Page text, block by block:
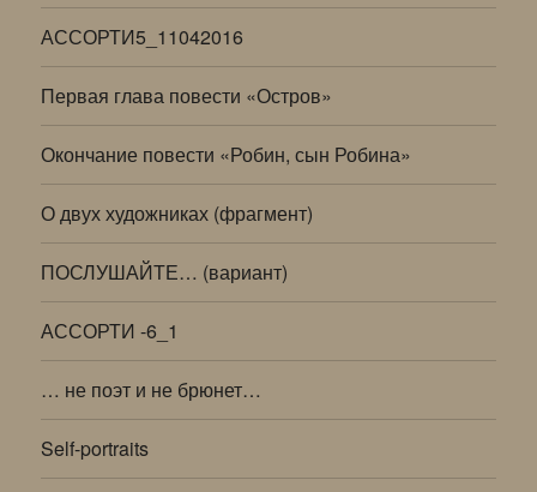
АССОРТИ5_11042016
Первая глава повести «Остров»
Окончание повести «Робин, сын Робина»
О двух художниках (фрагмент)
ПОСЛУШАЙТЕ… (вариант)
АССОРТИ -6_1
… не поэт и не брюнет…
Self-portraits